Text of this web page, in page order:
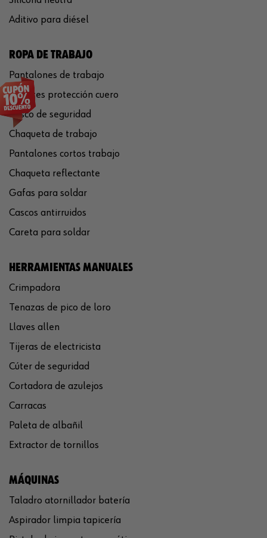
Aditivo para diésel
ROPA DE TRABAJO
Pantalones de trabajo
Guantes protección cuero
Casco de seguridad
Chaqueta de trabajo
Pantalones cortos trabajo
Chaqueta reflectante
Gafas para soldar
Cascos antirruidos
Careta para soldar
HERRAMIENTAS MANUALES
Crimpadora
Tenazas de pico de loro
Llaves allen
Tijeras de electricista
Cúter de seguridad
Cortadora de azulejos
Carracas
Paleta de albañil
Extractor de tornillos
MÁQUINAS
Taladro atornillador batería
Aspirador limpia tapicería